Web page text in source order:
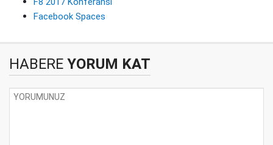
Facebook Spaces
HABERE YORUM KAT